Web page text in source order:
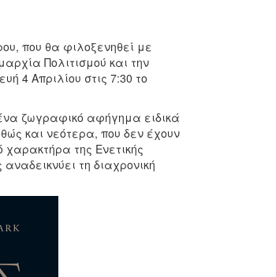
που θα φιλοξενηθεί με
Πολιτισμού και την
4 Απριλίου στις 7:30 το
ζωγραφικό αφήγημα ειδικά
και νεότερα, που δεν έχουν
χαρακτήρα της Ενετικής
τη διαχρονική